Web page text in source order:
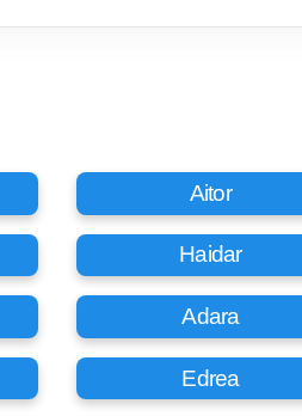
Aitor
Haidar
Adara
Edrea